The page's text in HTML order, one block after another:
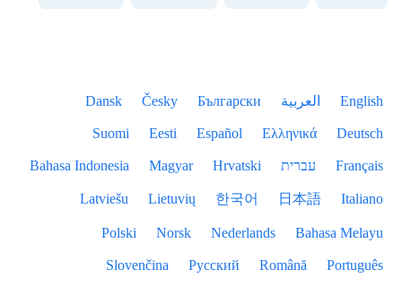
English العربية Български
Česky
Dansk
Deutsch
Ελληνικά
Español
Eesti
Suomi
Français עברית Hrvatski
Magyar
Bahasa Indonesia
Italiano
日本語
한국어
Lietuvių
Latviešu
Bahasa Melayu
Nederlands
Norsk
Polski
Português
Română
Русский
Slovenčina